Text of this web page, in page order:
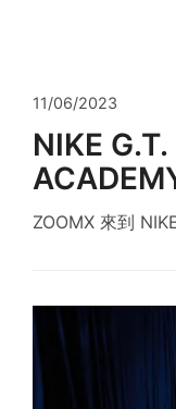
11/06/2023
NIKE
ZOOMX 來到